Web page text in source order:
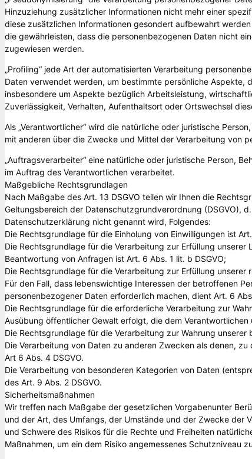
Hinzuziehung zusätzlicher Informationen nicht mehr einer
diese zusätzlichen Informationen gesondert aufbewahrt
die gewährleisten, dass die personenbezogenen Daten nicht
zugewiesen werden.
„Profiling“ jede Art der automatisierten Verarbeitung
Daten verwendet werden, um bestimmte persönliche Aspekte,
insbesondere um Aspekte bezüglich Arbeitsleistung,
Zuverlässigkeit, Verhalten, Aufenthaltsort oder Ortswechsel
Als „Verantwortlicher“ wird die natürliche oder juristische
mit anderen über die Zwecke und Mittel der Verarbeitung von
„Auftragsverarbeiter“ eine natürliche oder juristische Person,
im Auftrag des Verantwortlichen verarbeitet.
Maßgebliche Rechtsgrundlagen
Nach Maßgabe des Art. 13 DSGVO teilen wir Ihnen die
Geltungsbereich der Datenschutzgrundverordnung (DSGVO),
Datenschutzerklärung nicht genannt wird, Folgendes:
Die Rechtsgrundlage für die Einholung von Einwilligungen ist
Die Rechtsgrundlage für die Verarbeitung zur Erfüllung
Beantwortung von Anfragen ist Art. 6 Abs. 1 lit. b DSGVO;
Die Rechtsgrundlage für die Verarbeitung zur Erfüllung
Für den Fall, dass lebenswichtige Interessen der betroffenen
personenbezogener Daten erforderlich machen, dient Art. 6
Die Rechtsgrundlage für die erforderliche Verarbeitung zur
Ausübung öffentlicher Gewalt erfolgt, die dem
Die Rechtsgrundlage für die Verarbeitung zur Wahrung
Die Verarbeitung von Daten zu anderen Zwecken als denen,
Art 6 Abs. 4 DSGVO.
Die Verarbeitung von besonderen Kategorien von Daten
des Art. 9 Abs. 2 DSGVO.
Sicherheitsmaßnahmen
Wir treffen nach Maßgabe der gesetzlichen Vorgabenunter
und der Art, des Umfangs, der Umstände und der Zwecke der
und Schwere des Risikos für die Rechte und Freiheiten
Maßnahmen, um ein dem Risiko angemessenes Schutzniveau